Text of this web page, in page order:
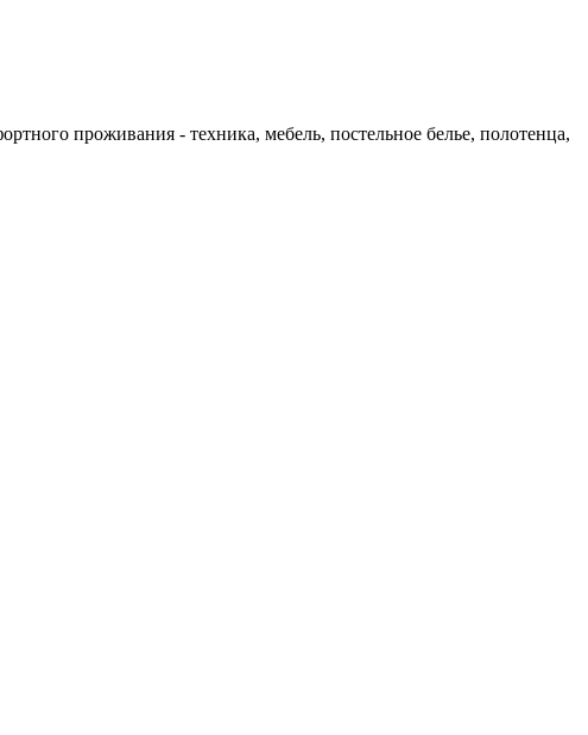
проживания - техника, мебель, постельное белье, полотенца,